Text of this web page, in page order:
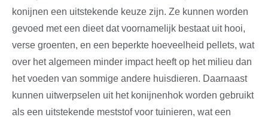
konijnen een uitstekende keuze zijn. Ze kunnen worden
gevoed met een dieet dat voornamelijk bestaat uit hooi,
verse groenten, en een beperkte hoeveelheid pellets, wat
over het algemeen minder impact heeft op het milieu dan
het voeden van sommige andere huisdieren. Daarnaast
kunnen uitwerpselen uit het konijnenhok worden gebruikt
als een uitstekende meststof voor tuinieren, wat een